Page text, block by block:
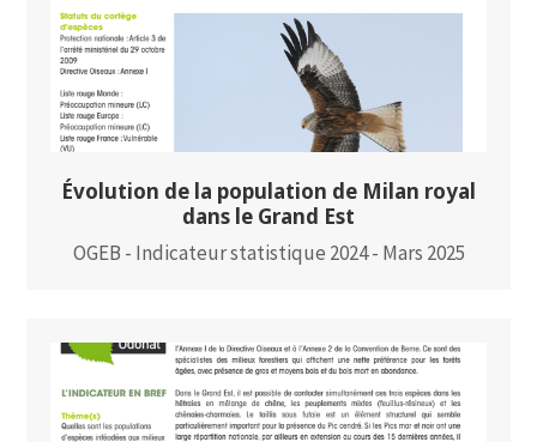
Évolution de la population de Milan royal
dans le Grand Est
OGEB - Indicateur statistique 2024 - Mars 2025